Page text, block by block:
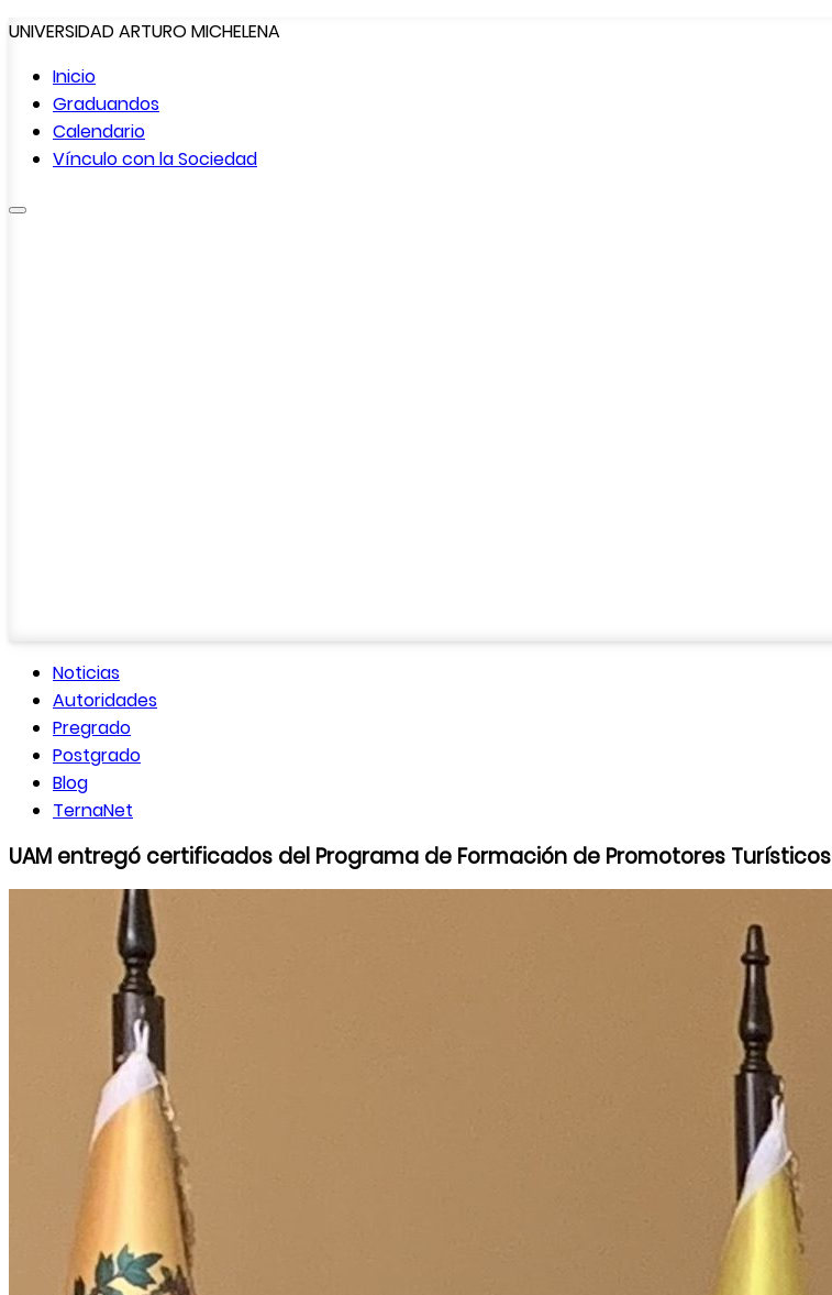
UNIVERSIDAD ARTURO MICHELENA
Inicio
Graduandos
Calendario
Vínculo con laSociedad
Noticias
Autoridades
Pregrado
Postgrado
Blog
TernaNet
UAM entregó certificados del Programa de Formación de Promotores Turísticos